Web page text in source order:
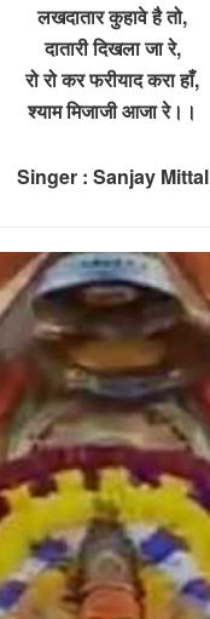
लखदातार कुहावे है तो,
दातारी दिखला जा रे,
रो रो कर फरीयाद करा हाँ,
श्याम मिजाजी आजा रे।।
Singer : Sanjay Mittal